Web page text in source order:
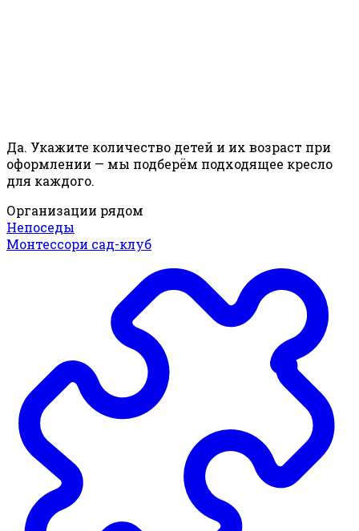
Да. Укажите количество детей и их возраст при
оформлении — мы подберём подходящее кресло
для каждого.
Организации рядом
Непоседы
Монтессори сад-клуб